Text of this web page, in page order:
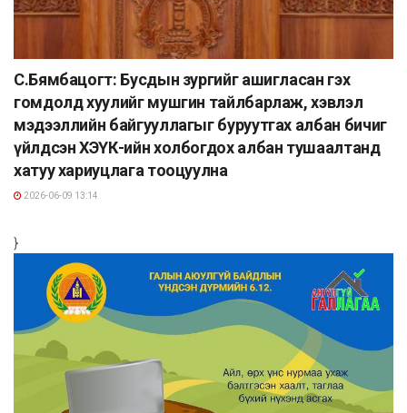
С.Бямбацогт: Бусдын зургийг ашигласан гэх
гомдолд хуулийг мушгин тайлбарлаж, хэвлэл
мэдээллийн байгууллагыг буруутгах албан бичиг
үйлдсэн ХЭҮК-ийн холбогдох албан тушаалтанд
хатуу хариуцлага тооцуулна
2026-06-09 13:14
}